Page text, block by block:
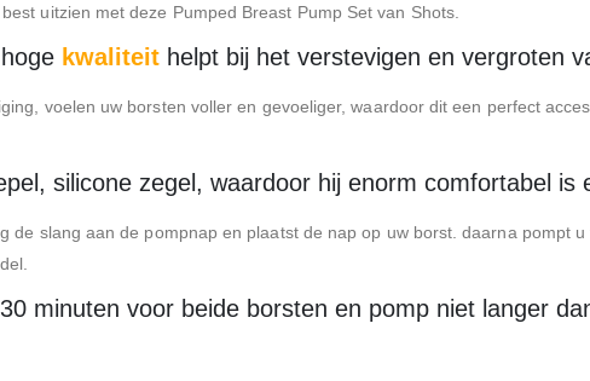
uitzien met deze Pumped Breast Pump Set van Shots.
kwaliteit helpt bij het verstevigen en vergroten
voelen uw borsten voller en gevoeliger, waardoor dit een perfect
silicone zegel, waardoor hij enorm comfortabel is
de slang aan de pompnap en plaatst de nap op uw borst. daarna pompt
minuten voor beide borsten en pomp niet langer